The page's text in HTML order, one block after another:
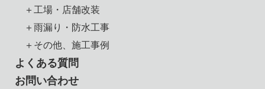
＋工場・店舗改装
＋雨漏り・防水工事
＋その他、施工事例
よくある質問
お問い合わせ